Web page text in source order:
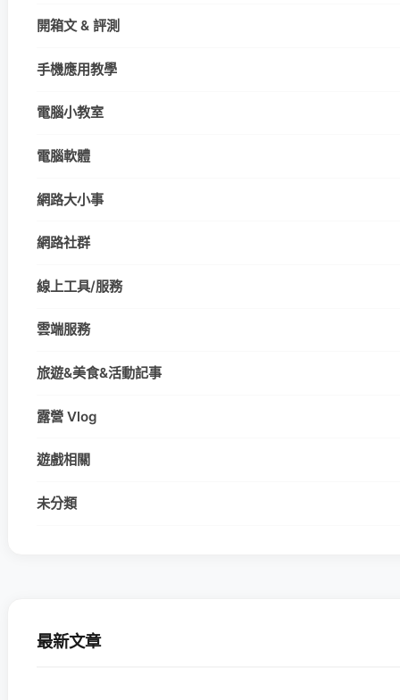
開箱文 & 評測
手機應用教學
電腦小教室
電腦軟體
網路大小事
網路社群
線上工具/服務
雲端服務
旅遊&美食&活動記事
露營 Vlog
遊戲相關
未分類
最新文章